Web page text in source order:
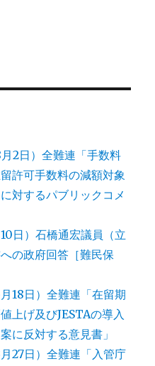
2日）全難連「手数料
許可手数料の減額対象
対するパブリックコメ
日）石橋通宏議員（立
の政府回答［難民保
18日）全難連「在留期
上げ及びJESTAの導入
に反対する意見書」
27日）全難連「入管庁